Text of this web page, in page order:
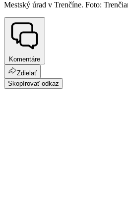
Mestský úrad v Trenčíne. Foto:
Komentáre
Zdielať
Skopírovať odkaz